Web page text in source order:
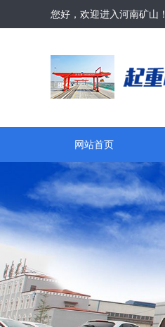
您好，欢迎进入河南矿山！
网站首页